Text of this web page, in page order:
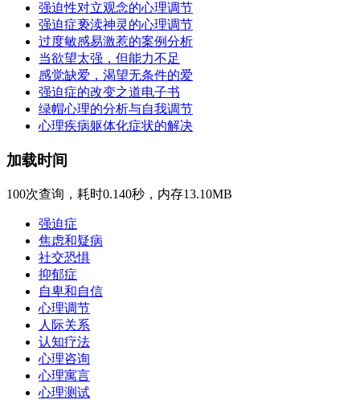
强迫性对立观念的心理调节
强迫症亵渎神灵的心理调节
过度敏感易激惹的案例分析
当欲望太强，但能力不足
感觉缺爱，渴望无条件的爱
强迫症的改变之道电子书
绿帽心理的分析与自我调节
心理疾病躯体化症状的解决
加载时间
100次查询，耗时0.140秒，内存13.10MB
强迫症
焦虑和疑病
社交恐惧
抑郁症
自卑和自信
心理调节
人际关系
认知疗法
心理咨询
心理寓言
心理测试